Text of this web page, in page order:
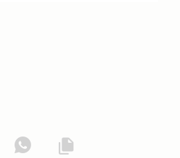
Mail
WhatsApp